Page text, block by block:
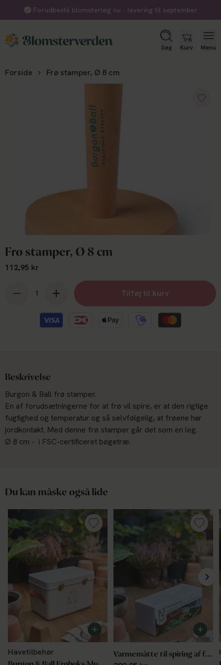
Forudbestil blomsterløg nu - levering til september
Søg Kurv Menu
Forside Frø stamper, Ø 8 cm
Frø stamper, Ø 8 cm
112,95 kr
Tilføj til kurv
Beskrivelse
Burgon & Ball frø stamper.
En af forudsætningerne for at frø vil spire, er at den rigtige
fugtighed og temperatur og så selvfølgelig, at frøene har
jordkontakt. Med denne frø stamper går det som en leg.
Ø 8 cm - i FSC-certificeret bøgetræ.
Du kan måske også lide
Havetilbehør Varmemåtte til spiring af frø, indendørs